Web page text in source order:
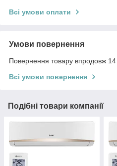
Всі умови оплати
Умови повернення
Повернення товару впродовж 14
Всі умови повернення
Подібні товари компанії